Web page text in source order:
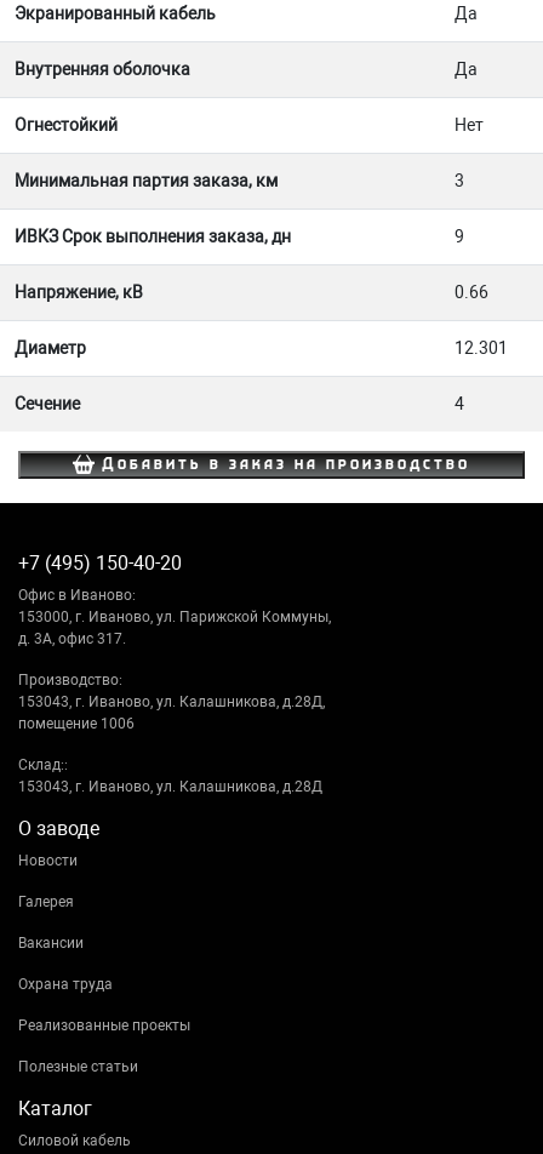
Экранированный кабель Да
Внутренняя оболочка Да
Огнестойкий Нет
Минимальная партия заказа, км 3
ИВКЗ Срок выполнения заказа, дн 9
Напряжение, кВ 0.66
Диаметр 12.301
Сечение 4
Добавить в заказ на производство
+7 (495) 150-40-20
Офис в Иваново:
153000, г. Иваново, ул. Парижской Коммуны,
д. 3А, офис 317.
Производство:
153043, г. Иваново, ул. Калашникова, д.28Д,
помещение 1006
Склад::
153043, г. Иваново, ул. Калашникова, д.28Д
О заводе
Новости
Галерея
Вакансии
Охрана труда
Реализованные проекты
Полезные статьи
Каталог
Силовой кабель